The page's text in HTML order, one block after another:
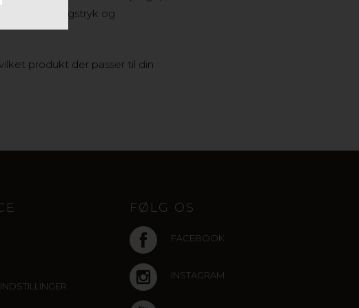
af genbrugstryk og
produkt der passer til din
FØLG OS
FACEBOOK
INSTAGRAM